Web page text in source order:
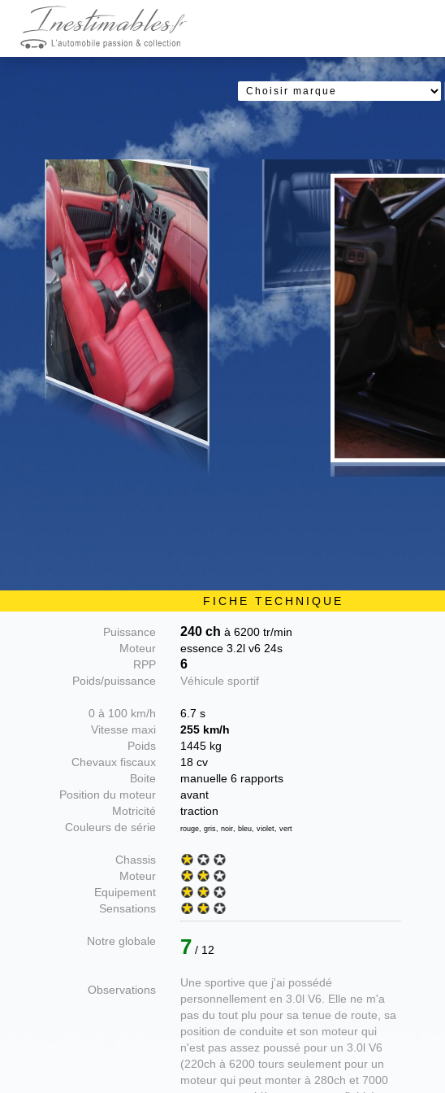
FICHE TECHNIQUE
Puissance
Moteur
RPP
Poids/puissance
0 à 100 km/h
Vitesse maxi
Poids
Chevaux fiscaux
Boite
Position du moteur
Motricité
Couleurs de série
Chassis
Moteur
Equipement
Sensations
Notre globale
Observations
240 ch à 6200 tr/min
essence 3.2l v6 24s
6
Véhicule sportif
6.7 s
255 km/h
1445 kg
18 cv
manuelle 6 rapports
avant
traction
rouge, gris, noir, bleu, violet, vert
7 / 12
Une sportive que j'ai possédé
personnellement en 3.0l V6. Elle ne m'a
pas du tout plu pour sa tenue de route, sa
position de conduite et son moteur qui
n'est pas assez poussé pour un 3.0l V6
(220ch à 6200 tours seulement pour un
moteur qui peut monter à 280ch et 7000